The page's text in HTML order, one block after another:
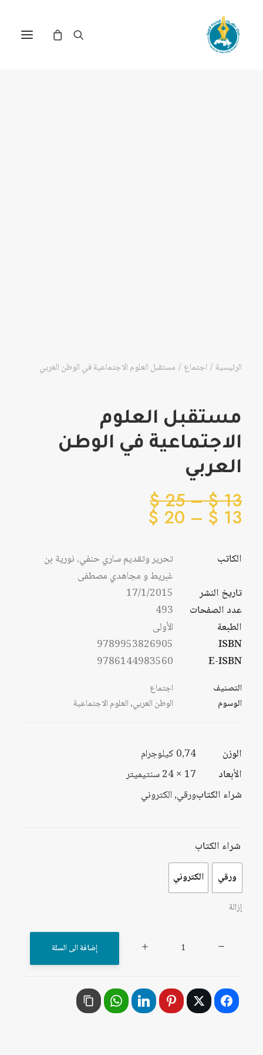
الرئيسية اجتماع مستقبل العلوم الاجتماعية في الوطن العربي
مستقبل العلوم
الاجتماعية في الوطن
العربي
13
$
–
25
$نطاق
السعر:
خلال
13
$
–
20
$
من
خلال
الكاتب
تحرير وتقديم ساري حنفي، نورية بن
غبريط و مجاهدي مصطفى
تاريخ النشر
17/1/2015
عدد الصفحات
493
الطبعة
الأولى
ISBN
9789953826905
E-ISBN
9786144983560
التصنيف
اجتماع
الوسوم
الوطن العربي,العلوم الاجتماعية
الوزن
0,74 كيلوجرام
الأبعاد
17 × 24 سنتيميتر
شراء الكتابورقي, الكتروني
شراء الكتاب
ورقي الكتروني
إزالة
الاجتماعية
في
إضافة الى السلة